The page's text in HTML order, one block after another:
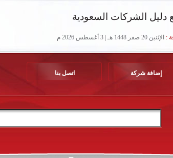
الشركات السعودية
: الإثنين 20 صفر 1448 هـ | 3 أغسطس 2026 م
إضافة شركة اتصل بنا